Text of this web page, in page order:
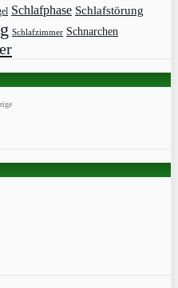
Schlafphase Schlafstörung
Schlafzimmer Schnarchen